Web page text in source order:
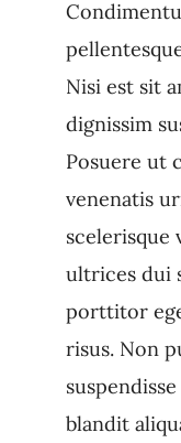
Nisi est sit
dignissim
Posuere ut
venenatis
scelerisque
ultrices dui
porttitor
risus. Non
blandit